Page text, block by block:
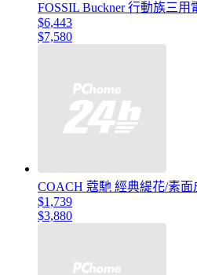
FOSSIL Buckner 行動族三用
$6,443
$7,580
COACH 蔻馳 經典緹花/素
$1,739
$3,880